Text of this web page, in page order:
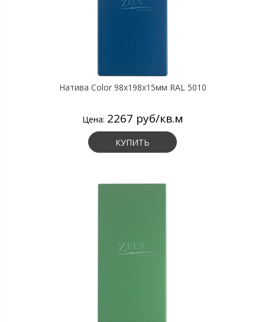
Натива Color 98х198х15мм RAL 5010
Цена: 2267 руб/кв.м
КУПИТЬ